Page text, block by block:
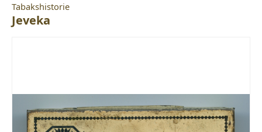
Tabakshistorie
Jeveka